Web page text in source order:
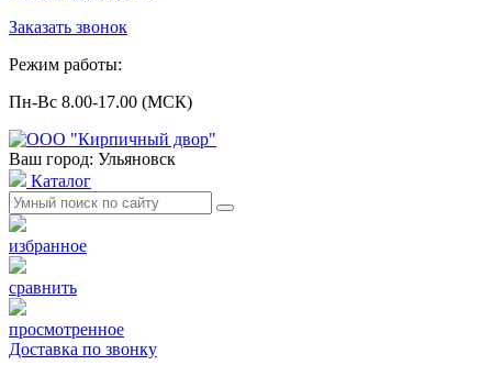
Заказать звонок
Режим работы:
Пн-Вс 8.00-17.00 (МСК)
Ваш город: Ульяновск
Каталог
избранное
сравнить
просмотренное
Доставка по звонку